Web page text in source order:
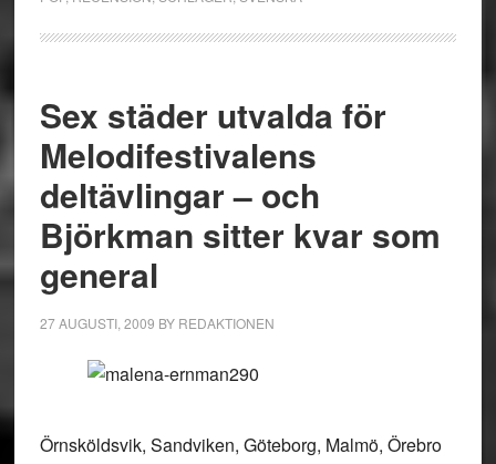
Sex städer utvalda för
Melodifestivalens
deltävlingar – och
Björkman sitter kvar som
general
27 AUGUSTI, 2009 BY REDAKTIONEN
Örnsköldsvik, Sandviken, Göteborg, Malmö, Örebro